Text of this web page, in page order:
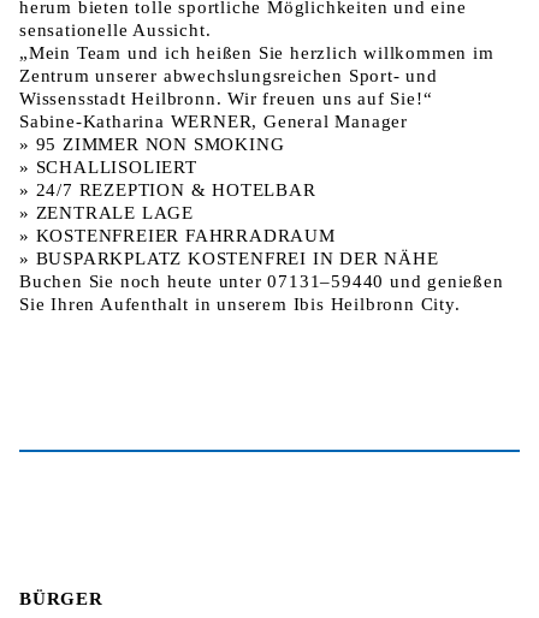
herum bieten tolle sportliche Möglichkeiten und eine
sensationelle Aussicht.
„Mein Team und ich heißen Sie herzlich willkommen im
Zentrum unserer abwechslungsreichen Sport- und
Wissensstadt Heilbronn. Wir freuen uns auf Sie!“
Sabine-Katharina WERNER, General Manager
» 95 ZIMMER NON SMOKING
» SCHALLISOLIERT
» 24/7 REZEPTION & HOTELBAR
» ZENTRALE LAGE
» KOSTENFREIER FAHRRADRAUM
» BUSPARKPLATZ KOSTENFREI IN DER NÄHE
Buchen Sie noch heute unter 07131–59440 und genießen
Sie Ihren Aufenthalt in unserem Ibis Heilbronn City.
BÜRGER